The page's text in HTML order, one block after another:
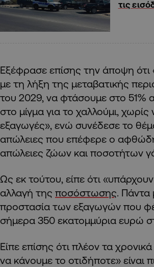
τις
Εξέφρασε επίσης την άποψη ότι
με τη λήξη της μεταβατικής
του 2029, να φτάσουμε στο 51%
στο μίγμα για το χαλλούμι,
εξαγωγές», ενώ συνέδεσε το
απώλειες που επέφερε ο
απώλειες ζώων και ποσοτήτων
Ως εκ τούτου, είπε ότι
αλλαγή της ποσόστωσης. Πάντα
προστασία των εξαγωγών που
σήμερα 350 εκατομμύρια ευρώ
Είπε επίσης ότι πλέον τα
να κάνουμε το οτιδήποτε» είναι